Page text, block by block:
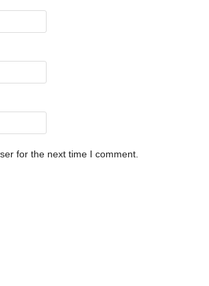
for the next time I comment.